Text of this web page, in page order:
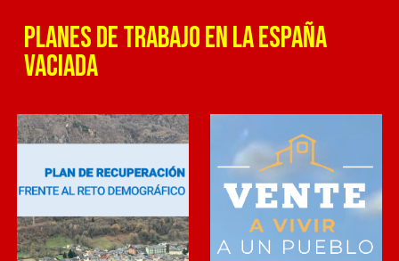
planes de trabajo en la españa
vaciada